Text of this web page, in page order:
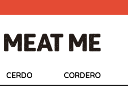
CERDO CORDERO